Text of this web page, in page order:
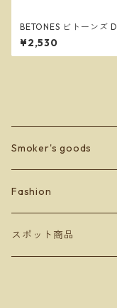
BETONES ビトーンズ
EA BLUE メンズ フリー
ボクサーパンツ ※ネコ
送料無料※
¥2,530
Smoker's goods
zippo
lighter
Fashion
BETONES
スポット商品